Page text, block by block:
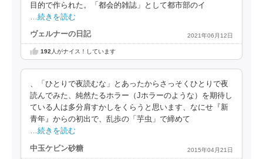
目的で作られた。「都会的雑誌」として都市部のイ
…続きを読む
ヴェルナーの日記 2021年06月12日
192 人がナイス！しています
、「ひとりで夜読むな」とあったからさっそくひとりで夜
読んでみた、純然たるホラー（Jホラーのような）を期待し
ている人は多分肩すかしをくらうと思います、なにせ『新
青年』からの初出で、乱歩の「芋虫」で締めて
…続きを読む
中玉ケビン砂糖 2015年04月21日